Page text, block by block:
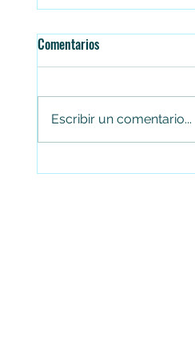
Falleció el senador
Comentarios
Escribir un comentario...